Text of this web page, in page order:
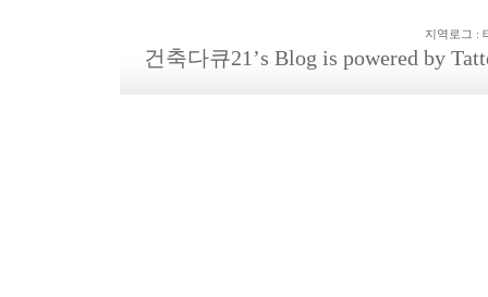
지역로그 :
건축다큐21 ’s Blog is powered by